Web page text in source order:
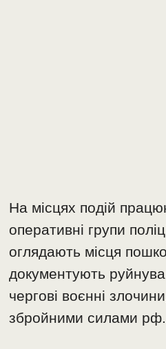
На місцях подій
оперативні групи
оглядають місця
документують
чергові воєнні
збройними силами рф.